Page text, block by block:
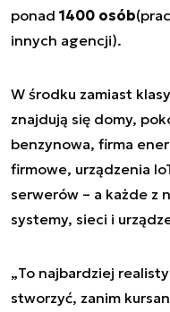
ponad 1400 osób
innych agencji).
W środku zamiast
znajdują się domy,
benzynowa, firma
firmowe, urządzenia
serwerów – a każde z
systemy, sieci i
„To najbardziej
stworzyć, zanim